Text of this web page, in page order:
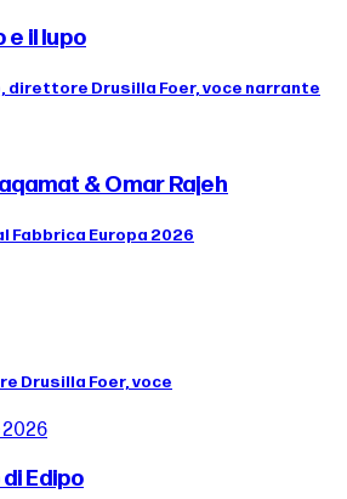
e il lupo
direttore Drusilla Foer, voce narrante
& Omar Rajeh
Fabbrica Europa 2026
Drusilla Foer, voce
2026
Edipo